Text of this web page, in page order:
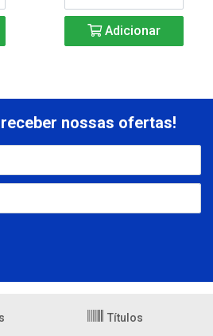
Adicionar
nossas ofertas!
Títulos